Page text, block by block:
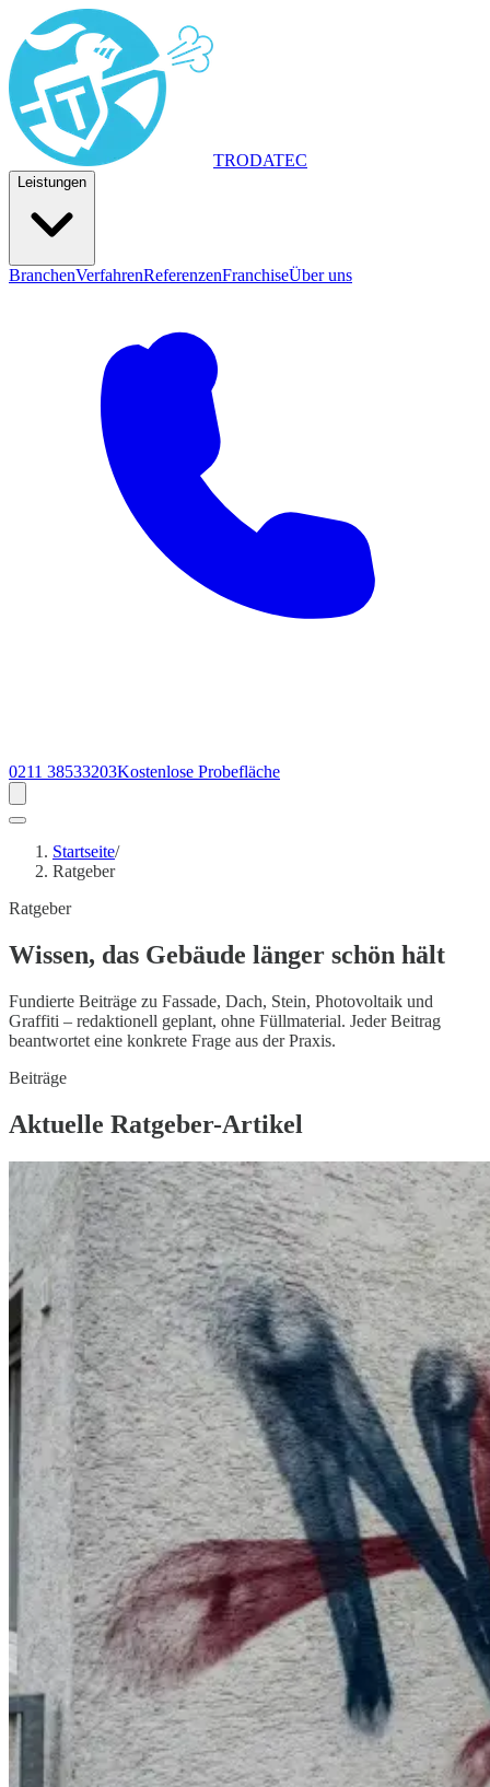
TRODATEC
Leistungen
BranchenVerfahrenReferenzenFranchiseÜber uns
0211 38533203Kostenlose Probefläche
Startseite/
Ratgeber
Ratgeber
Wissen, das Gebäude länger schön hält
Fundierte Beiträge zu Fassade, Dach, Stein, Photovoltaik und
Graffiti – redaktionell geplant, ohne Füllmaterial. Jeder Beitrag
beantwortet eine konkrete Frage aus der Praxis.
Beiträge
Aktuelle Ratgeber-Artikel